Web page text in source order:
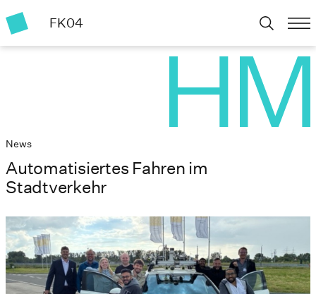
FK04
News
Automatisiertes Fahren im
Stadtverkehr